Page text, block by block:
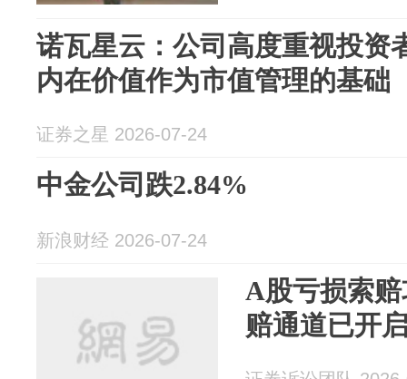
诺瓦星云：公司高度重视投资
内在价值作为市值管理的基础
证券之星 2026-07-24
中金公司跌2.84%
新浪财经 2026-07-24
A股亏损索
赔通道已开